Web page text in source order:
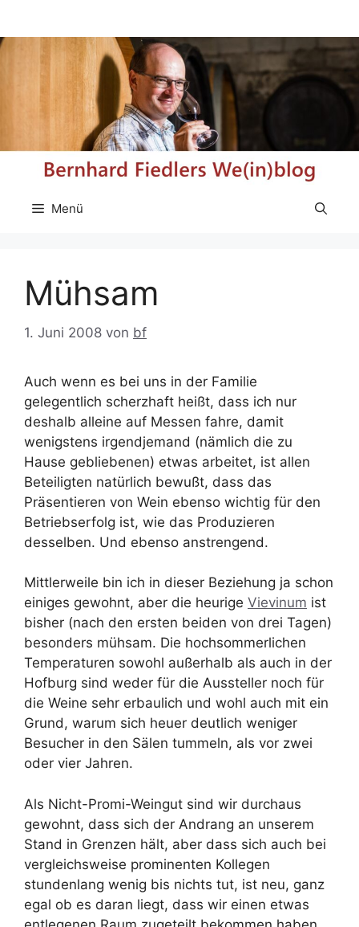
springen
Menü
Mühsam
1. Juni 2008 von bf
Auch wenn es bei uns in der Familie
gelegentlich scherzhaft heißt, dass ich nur
deshalb alleine auf Messen fahre, damit
wenigstens irgendjemand (nämlich die zu
Hause gebliebenen) etwas arbeitet, ist allen
Beteiligten natürlich bewußt, dass das
Präsentieren von Wein ebenso wichtig für den
Betriebserfolg ist, wie das Produzieren
desselben. Und ebenso anstrengend.
Mittlerweile bin ich in dieser Beziehung ja schon
einiges gewohnt, aber die heurige Vievinum ist
bisher (nach den ersten beiden von drei Tagen)
besonders mühsam. Die hochsommerlichen
Temperaturen sowohl außerhalb als auch in der
Hofburg sind weder für die Aussteller noch für
die Weine sehr erbaulich und wohl auch mit ein
Grund, warum sich heuer deutlich weniger
Besucher in den Sälen tummeln, als vor zwei
oder vier Jahren.
Als Nicht-Promi-Weingut sind wir durchaus
gewohnt, dass sich der Andrang an unserem
Stand in Grenzen hält, aber dass sich auch bei
vergleichsweise prominenten Kollegen
stundenlang wenig bis nichts tut, ist neu, ganz
egal ob es daran liegt, dass wir einen etwas